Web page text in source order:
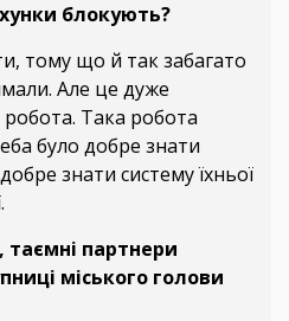
блокують?
тому що й так забагато
Але це дуже
Така робота
було добре знати
знати систему їхньої
таємні партнери
міського голови